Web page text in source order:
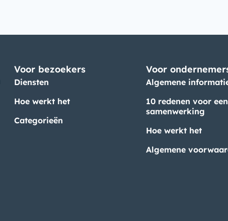
Voor bezoekers
Diensten
Hoe werkt het
Categorieën
Voor
Algemene
10 redenen voor een
samenwerking
Hoe werkt het
Algemene